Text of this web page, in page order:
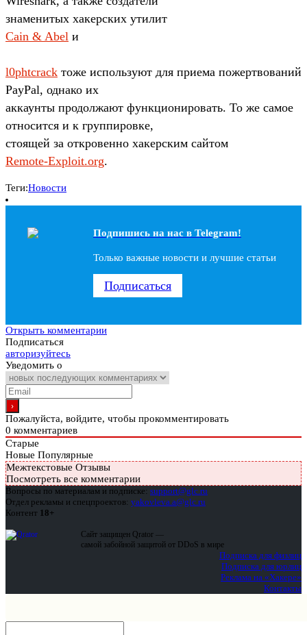
знаменитых хакерских утилит
Cain & Abel и
l0phtcrack тоже используют для приема пожертвований
PayPal, однако их
аккаунты продолжают функционировать. То же самое
относится и к группировке,
стоящей за откровенно хакерским сайтом
Remote-Exploit.org.
Теги:Новости
Подпишись на наc в Telegram!
Только важные новости и лучшие статьи
Подписаться
Открыть комментарии
Подписаться
авторизуйтесь
Уведомить о
Пожалуйста, войдите, чтобы прокомментировать
0 комментариев
Старые
Новые Популярные
Межтекстовые Отзывы
Посмотреть все комментарии
Вопросы по материалам и подписке: support@glc.ru
Отдел рекламы и спецпроектов: yakovleva.a@glc.ru
Контент 18+
Сайт защищен Qrator —
самой забойной защитой от DDoS в мире
Подписка для физлиц
Подписка для юрлиц
Реклама на «Хакере»
Контакты